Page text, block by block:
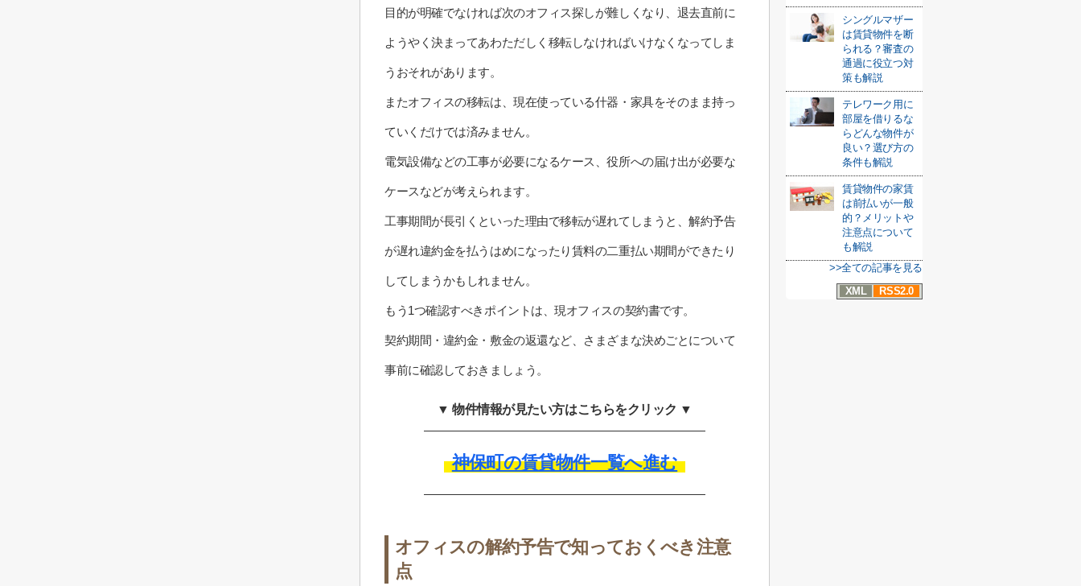
目的が明確でなければ次のオフィス探しが難しくなり、退去直前に
ようやく決まってあわただしく移転しなければいけなくなってしま
うおそれがあります。
またオフィスの移転は、現在使っている什器・家具をそのまま持っ
ていくだけでは済みません。
電気設備などの工事が必要になるケース、役所への届け出が必要な
ケースなどが考えられます。
工事期間が長引くといった理由で移転が遅れてしまうと、解約予告
が遅れ違約金を払うはめになったり賃料の二重払い期間ができたり
してしまうかもしれません。
もう1つ確認すべきポイントは、現オフィスの契約書です。
契約期間・違約金・敷金の返還など、さまざまな決めごとについて
事前に確認しておきましょう。
▼ 物件情報が見たい方はこちらをクリック ▼
神保町の賃貸物件一覧へ進む
オフィスの解約予告で知っておくべき注意
点
シングルマザー
は賃貸物件を断
られる？審査の
通過に役立つ対
策も解説
テレワーク用に
部屋を借りるな
らどんな物件が
良い？選び方の
条件も解説
賃貸物件の家賃
は前払いが一般
的？メリットや
注意点について
も解説
>>全ての記事を見る
XML
RSS2.0